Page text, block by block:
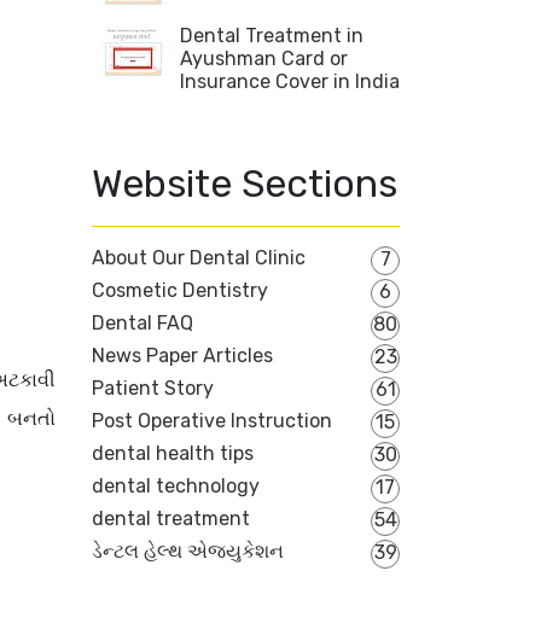
બનતો
Dental Treatment in
Ayushman Card or
Insurance Cover in India
Website Sections
About Our Dental Clinic
7
Cosmetic Dentistry
6
Dental FAQ
80
News Paper Articles
23
Patient Story
61
Post Operative Instruction
15
dental health tips
30
dental technology
17
dental treatment
54
ડેન્ટલ હેલ્થ એજ્યુકેશન
39